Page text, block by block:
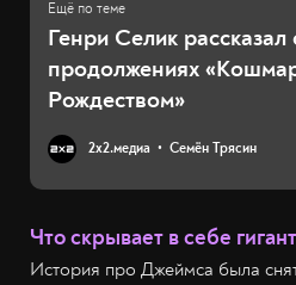
Генри Селик
продолжениях
Рождеством»
2х2.медиа Семён Трясин
Что скрывает в себе
История про Джеймса была